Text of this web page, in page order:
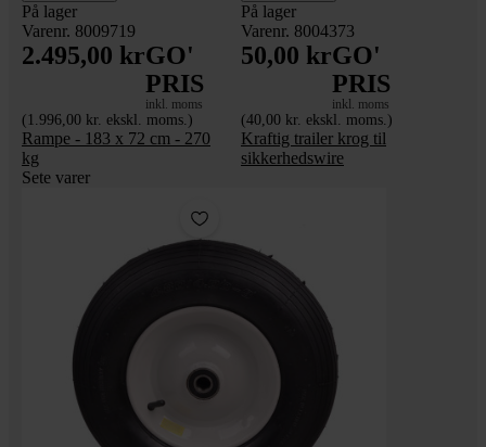
På lager
Varenr. 8009719
2.495,00 krGO'
PRIS
inkl. moms
(1.996,00 kr. ekskl. moms.)
Rampe - 183 x 72 cm - 270
kg
På lager
Varenr. 8004373
50,00 krGO'
PRIS
inkl. moms
(40,00 kr. ekskl. moms.)
Kraftig trailer krog til
sikkerhedswire
Sete varer